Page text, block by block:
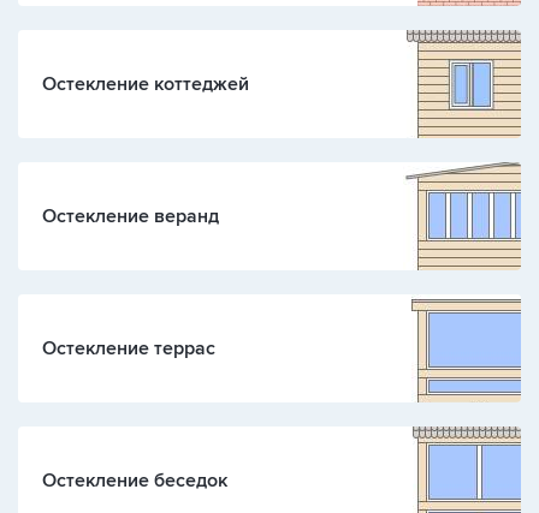
Остекление коттеджей
Остекление веранд
Остекление террас
Остекление беседок